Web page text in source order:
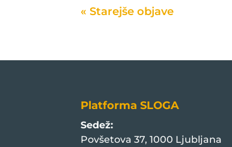
Platforma SLOGA
Sedež:
Povšetova 37, 1000 Ljubljana